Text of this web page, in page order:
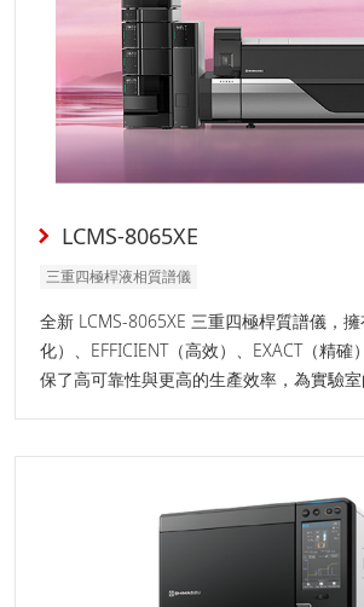
LCMS-8065XE
三重四極桿液相質譜儀
全新 LCMS-8065XE 三重四極桿質譜儀，擁
化）、EFFICIENT（高效）、EXACT（精
保了高可靠性與更高的生產效率，為實驗室